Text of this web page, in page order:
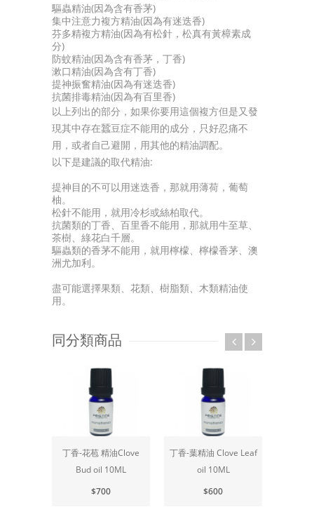
驅蟲精油(因為含有香茅)
集中注意力複方精油(因為有迷迭香)
芬多精複方精油(因為有松針，松真有黃樟素成
分)
防蚊精油(因為含有香茅，丁香)
漱口精油(因為含有丁香)
提神振奮精油(因為有迷迭香)
抗菌排毒精油(因為有百里香)
以上列出的部分，如果你要用這個複方但是又發
現其中存在蠶豆症不能用的成分，只好忍痛不
用，或者自己避開，用其他的精油調配。
以下是建議的取代精油:
提神目的不可以用迷迭香，那就用薄荷，葡萄
柚。
松針不能用，就用冷杉或絲柏取代。
抗菌類的丁香、百里香不能用，那就用牛至草、
茶樹、綠花白千層。
驅蟲類的香茅不能用，就用檸檬、檸檬香茅、澳
洲尤加利。
盡可能選擇果類、花類、樹脂類、木類精油使
用。
同分類商品
丁香-花苞 精油Clove
Bud oil 10ML
$700
丁香-葉精油 Clove Leaf
oil 10ML
$600